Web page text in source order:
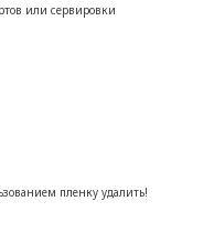
или сервировки
пленку удалить!